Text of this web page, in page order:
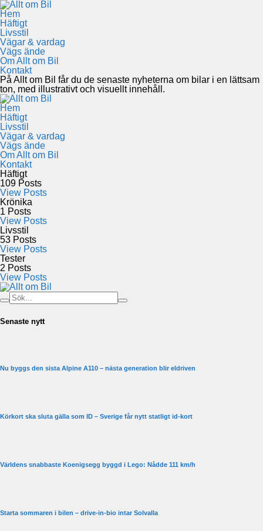
Hem
Häftigt
Livsstil
Vägar & vardag
Vägs ände
Om Allt om Bil
Kontakt
På Allt om Bil får du de senaste nyheterna om bilar i en lättsam
ton, med illustrativt och visuellt innehåll.
Hem
Häftigt
Livsstil
Vägar & vardag
Vägs ände
Om Allt om Bil
Kontakt
Häftigt
109 Posts
View Posts
Krönika
1 Posts
View Posts
Livsstil
53 Posts
View Posts
Tester
2 Posts
View Posts
Senaste nytt
Nu byggs den sista Alpine A110 – nästa generation blir eldriven
Körkort ska sluta gälla som ID – Sverige får nytt statligt id-kort
Världens snabbaste Koenigsegg byggd i Lego: Nådde 111 km/h
Starta sommaren i bilen – drive-in-bio intar Solvalla